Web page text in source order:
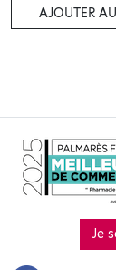
AJOUTER
Je